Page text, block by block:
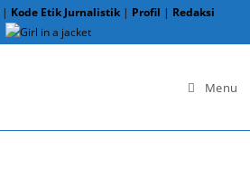
| Kode Etik Jurnalistik | Profil | Redaksi
Menu